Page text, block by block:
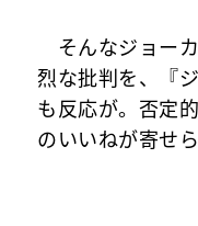
そんなジョー
烈な批判を、『
も反応が。否定
のいいねが寄せら